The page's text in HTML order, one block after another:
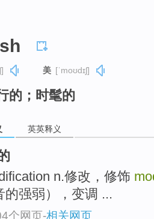
美 [ˈmoʊdɪʃ]
的；时髦的
英英释义
n.修改，修饰
的强弱），变调 ...
个网页-相关网页